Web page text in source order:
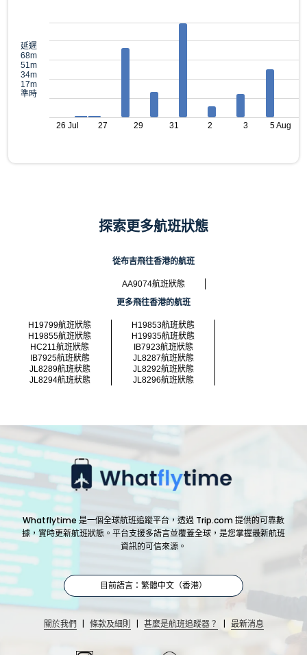
延遲
68m
51m
34m
17m
準時
26 Jul 27 29 31 2 3 5 Aug
探索更多航班狀態
從布吉飛往香港的航班
AA9074航班狀態
更多飛往香港的航班
H19799航班狀態
H19853航班狀態
H19855航班狀態
H19935航班狀態
HC211航班狀態
IB7923航班狀態
IB7925航班狀態
JL8287航班狀態
JL8289航班狀態
JL8292航班狀態
JL8294航班狀態
JL8296航班狀態
Whatflytime 是一個全球航班追蹤平台，透過 Trip.com 提供的可靠數
據，實時更新航班狀態。平台支援多語言並覆蓋全球，是您掌握最新航班
資訊的可信來源。
目前語言：繁體中文（香港）
關於我們 | 條款及細則 | 甚麼是航班追蹤器？ | 最新消息